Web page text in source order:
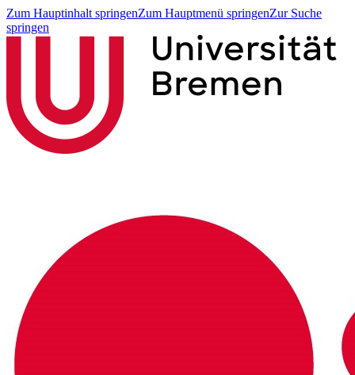
Zum Hauptinhalt springenZum Hauptmenü springenZur Suche
springen